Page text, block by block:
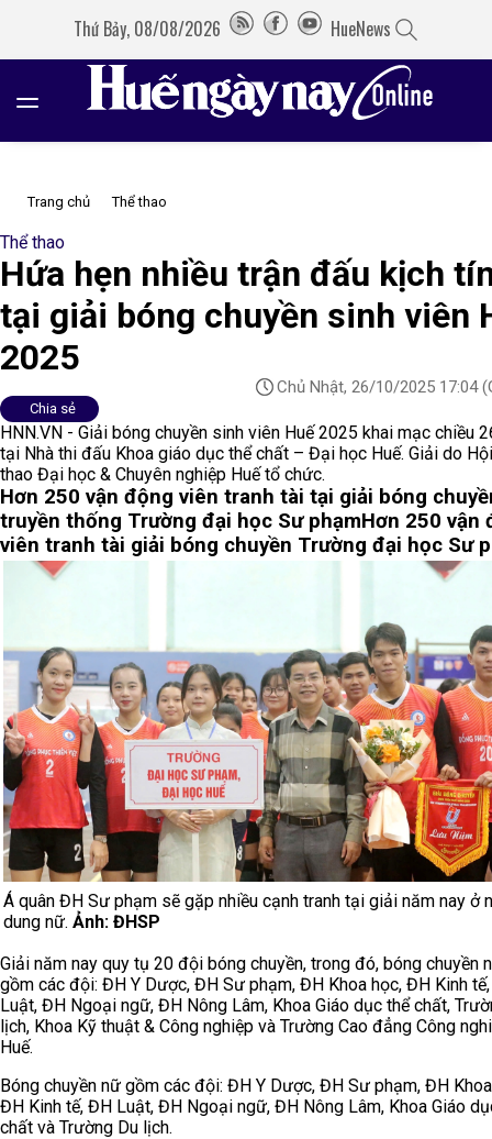
Thứ Bảy, 08/08/2026 HueNews
Trang chủ Thể thao
Thể thao
Hứa hẹn nhiều trận đấu kịch
tại giải bóng chuyền sinh viên
2025
Chủ Nhật, 26/10/2025 17:04
Chia sẻ
HNN.VN - Giải bóng chuyền sinh viên Huế 2025 khai mạc chiều
tại Nhà thi đấu Khoa giáo dục thể chất – Đại học Huế. Giải do
thao Đại học & Chuyên nghiệp Huế tổ chức.
Hơn 250 vận động viên tranh tài tại giải bóng
truyền thống Trường đại học Sư phạmHơn 250 vận
viên tranh tài giải bóng chuyền Trường đại học Sư
Á quân ĐH Sư phạm sẽ gặp nhiều cạnh tranh tại giải năm nay ở
dung nữ. Ảnh: ĐHSP
Giải năm nay quy tụ 20 đội bóng chuyền, trong đó, bóng chuyền
gồm các đội: ĐH Y Dược, ĐH Sư phạm, ĐH Khoa học, ĐH Kinh
Luật, ĐH Ngoại ngữ, ĐH Nông Lâm, Khoa Giáo dục thể chất,
lịch, Khoa Kỹ thuật & Công nghiệp và Trường Cao đẳng Công
Huế.
Bóng chuyền nữ gồm các đội: ĐH Y Dược, ĐH Sư phạm, ĐH
ĐH Kinh tế, ĐH Luật, ĐH Ngoại ngữ, ĐH Nông Lâm, Khoa Giáo
chất và Trường Du lịch.